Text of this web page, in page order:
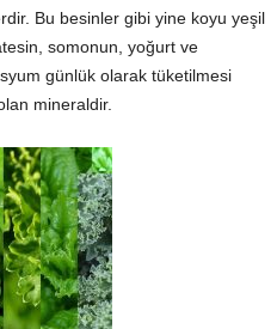
Bu besinler gibi yine koyu yeşil
somonun, yoğurt ve
günlük olarak tüketilmesi
mineraldir.